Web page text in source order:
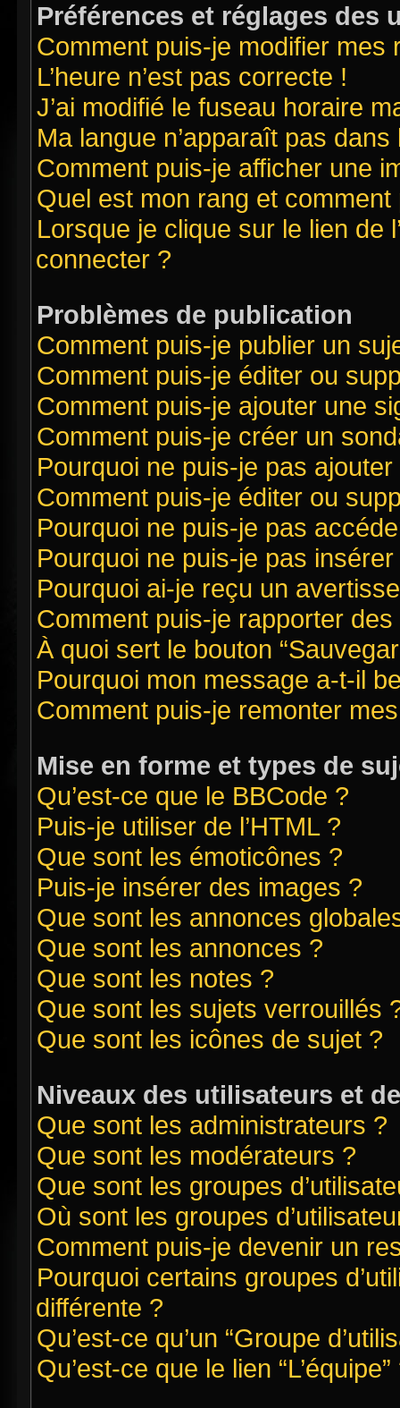
Préférences et réglages des
Comment puis-je modifier mes
L’heure n’est pas correcte !
J’ai modifié le fuseau horaire
Ma langue n’apparaît pas dans
Comment puis-je afficher une
Quel est mon rang et
Lorsque je clique sur le lien de
connecter ?
Problèmes de publication
Comment puis-je publier un
Comment puis-je éditer ou
Comment puis-je ajouter une
Comment puis-je créer un
Pourquoi ne puis-je pas
Comment puis-je éditer ou
Pourquoi ne puis-je pas
Pourquoi ne puis-je pas
Pourquoi ai-je reçu un
Comment puis-je rapporter
À quoi sert le bouton
Pourquoi mon message a-t-il
Comment puis-je remonter
Mise en forme et types de
Qu’est-ce que le BBCode ?
Puis-je utiliser de l’HTML ?
Que sont les émoticônes ?
Puis-je insérer des images ?
Que sont les annonces
Que sont les annonces ?
Que sont les notes ?
Que sont les sujets verrouillés
Que sont les icônes de sujet ?
Niveaux des utilisateurs et
Que sont les administrateurs ?
Que sont les modérateurs ?
Que sont les groupes
Où sont les groupes
Comment puis-je devenir un
Pourquoi certains groupes
différente ?
Qu’est-ce qu’un “Groupe
Qu’est-ce que le lien “L’équipe”